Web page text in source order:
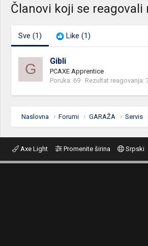
Članovi koji se
Sve (1) Like (1)
G Gibli
PCAXE Apprentice
Poruka 69 Rezultat reagovanja
Naslovna Forumi GARAŽA Servis
Axe Light Promenite širina Srpski